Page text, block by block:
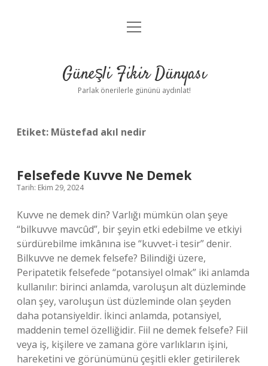
Anasayfa
Yasal Uyarı
menüyü
Güneşli Fikir Dünyası
Parlak önerilerle gününü aydınlat!
Etiket: Müstefad akıl nedir
Felsefede Kuvve Ne Demek
Tarih: Ekim 29, 2024
Kuvve ne demek din? Varlığı mümkün olan şeye
“bilkuvve mavcûd”, bir şeyin etki edebilme ve etkiyi
sürdürebilme imkânına ise “kuvvet-i tesir” denir.
Bilkuvve ne demek felsefe? Bilindiği üzere,
Peripatetik felsefede “potansiyel olmak” iki anlamda
kullanılır: birinci anlamda, varoluşun alt düzleminde
olan şey, varoluşun üst düzleminde olan şeyden
daha potansiyeldir. İkinci anlamda, potansiyel,
maddenin temel özelliğidir. Fiil ne demek felsefe? Fiil
veya iş, kişilere ve zamana göre varlıkların işini,
hareketini ve görünümünü çeşitli ekler getirilerek